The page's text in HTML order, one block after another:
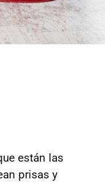
están las
prisas y